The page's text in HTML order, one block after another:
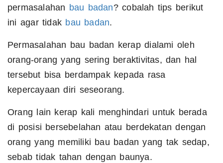
permasalahan bau badan? cobalah tips berikut
ini agar tidak bau badan.
Permasalahan bau badan kerap dialami oleh
orang-orang yang sering beraktivitas, dan hal
tersebut bisa berdampak kepada rasa
kepercayaan diri seseorang.
Orang lain kerap kali menghindari untuk berada
di posisi bersebelahan atau berdekatan dengan
orang yang memiliki bau badan yang tak sedap,
sebab tidak tahan dengan baunya.